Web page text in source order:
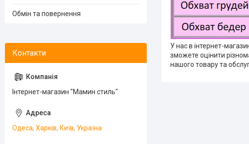
У нас в інтернет-
зможете оцінити
нашого товару та
Обмін та повернення
Інтернет-магазин "Мамин стиль"
Одеса, Харків, Київ, Україна